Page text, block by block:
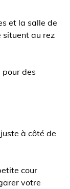
et la salle de
situent au rez
pour des
à côté de
cour
votre